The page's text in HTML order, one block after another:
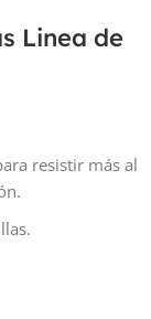
Linea de
resistir más al